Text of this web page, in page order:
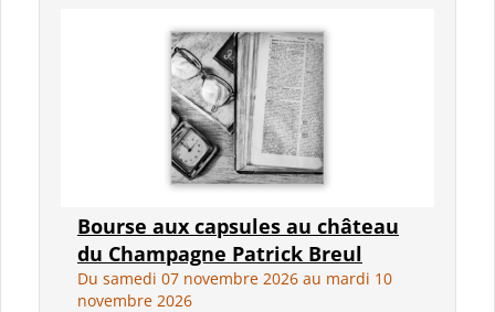
Bourse aux capsules au château
du Champagne Patrick Breul
Du samedi 07 novembre 2026 au mardi 10
novembre 2026